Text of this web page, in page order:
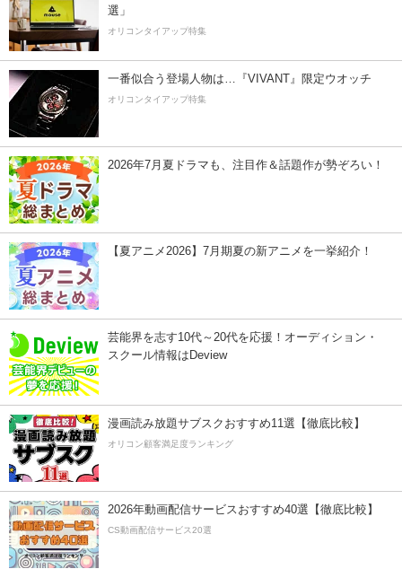
選」
オリコンタイアップ特集
一番似合う登場人物は…『VIVANT』限定ウオッチ
オリコンタイアップ特集
2026年7月夏ドラマも、注目作＆話題作が勢ぞろい！
【夏アニメ2026】7月期夏の新アニメを一挙紹介！
芸能界を志す10代～20代を応援！オーディション・
スクール情報はDeview
漫画読み放題サブスクおすすめ11選【徹底比較】
オリコン顧客満足度ランキング
2026年動画配信サービスおすすめ40選【徹底比較】
CS動画配信サービス20選